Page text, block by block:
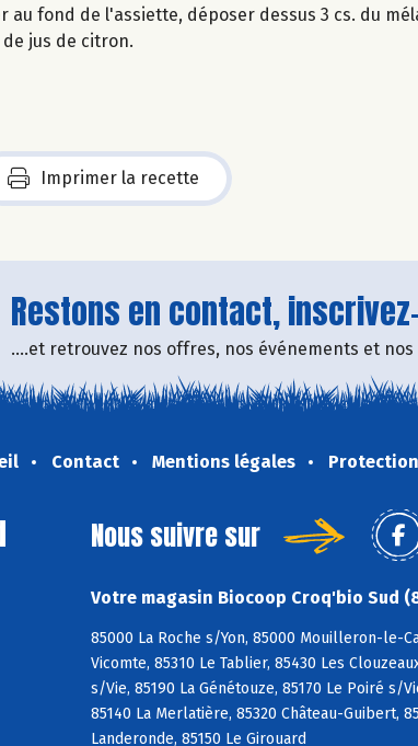
au fond de l'assiette, déposer dessus 3 cs. du
de jus de citron.
Imprimer la recette
Restons en contact,
....et retrouvez nos offres, nos événements et
Contact Mentions légales
Nous suivre sur
Votre magasin Biocoop Croq'bio Sud
85000 La Roche s/Yon, 85000 Mouilleron-le-
Vicomte, 85310 Le Tablier, 85430 Les
s/Vie, 85190 La Génétouze, 85170 Le Poiré s/
85140 La Merlatière, 85320 Château-Guibert,
Landeronde, 85150 Le Girouard